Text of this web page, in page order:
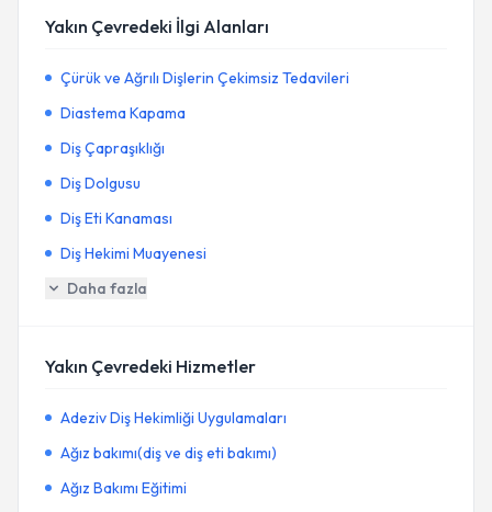
Yakın Çevredeki İlgi Alanları
Çürük ve Ağrılı Dişlerin Çekimsiz Tedavileri
Diastema Kapama
Diş Çapraşıklığı
Diş Dolgusu
Diş Eti Kanaması
Diş Hekimi Muayenesi
Daha fazla
Yakın Çevredeki Hizmetler
Adeziv Diş Hekimliği Uygulamaları
Ağız bakımı(diş ve diş eti bakımı)
Ağız Bakımı Eğitimi